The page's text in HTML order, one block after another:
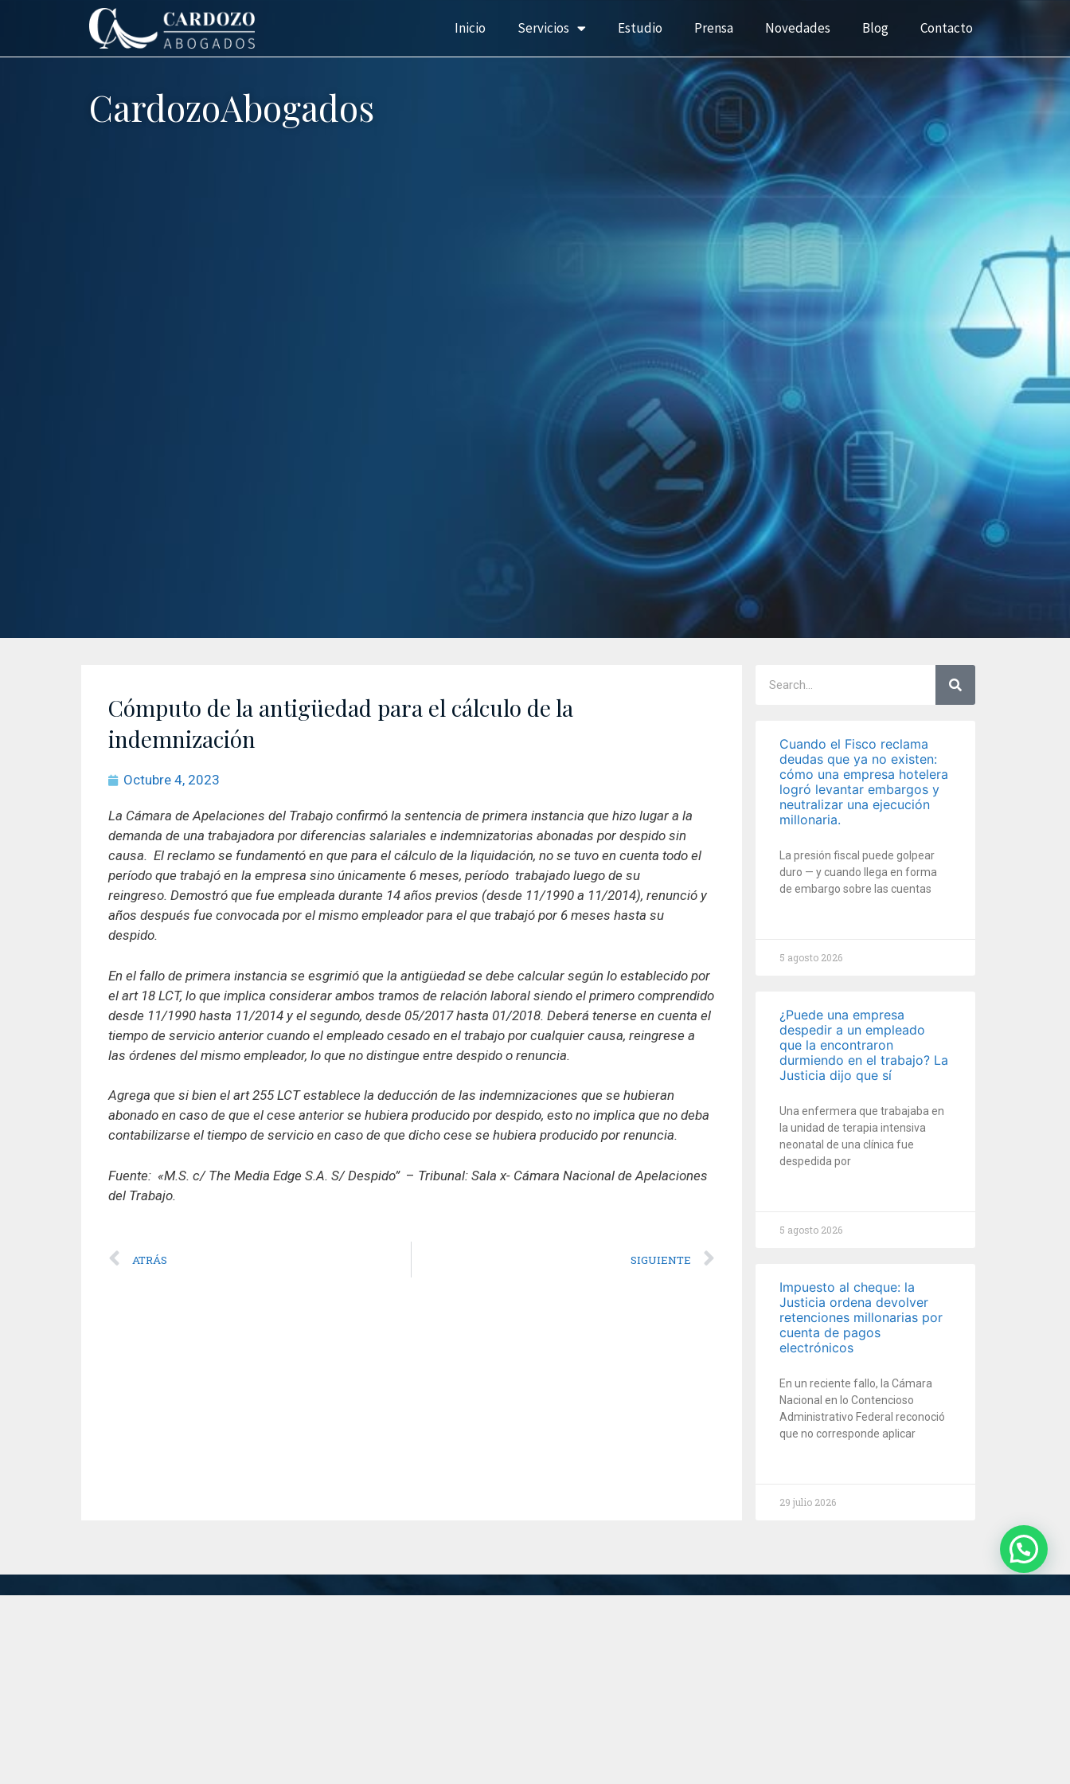
Inicio Servicios Estudio Prensa Novedades Blog Contacto
CardozoAbogados
Cómputo de la antigüedad para el cálculo de la
indemnización
Octubre 4, 2023
La Cámara de Apelaciones del Trabajo confirmó la sentencia de primera instancia que hizo lugar a la
demanda de una trabajadora por diferencias salariales e indemnizatorias abonadas por despido sin
causa. El reclamo se fundamentó en que para el cálculo de la liquidación, no se tuvo en cuenta todo el
período que trabajó en la empresa sino únicamente 6 meses, período trabajado luego de su
reingreso. Demostró que fue empleada durante 14 años previos (desde 11/1990 a 11/2014), renunció y
años después fue convocada por el mismo empleador para el que trabajó por 6 meses hasta su
despido.
En el fallo de primera instancia se esgrimió que la antigüedad se debe calcular según lo establecido por
el art 18 LCT, lo que implica considerar ambos tramos de relación laboral siendo el primero comprendido
desde 11/1990 hasta 11/2014 y el segundo, desde 05/2017 hasta 01/2018. Deberá tenerse en cuenta el
tiempo de servicio anterior cuando el empleado cesado en el trabajo por cualquier causa, reingrese a
las órdenes del mismo empleador, lo que no distingue entre despido o renuncia.
Agrega que si bien el art 255 LCT establece la deducción de las indemnizaciones que se hubieran
abonado en caso de que el cese anterior se hubiera producido por despido, esto no implica que no deba
contabilizarse el tiempo de servicio en caso de que dicho cese se hubiera producido por renuncia.
Fuente: «M.S. c/ The Media Edge S.A. S/ Despido” – Tribunal: Sala x- Cámara Nacional de Apelaciones
del Trabajo.
ATRÁS SIGUIENTE
Cuando el Fisco reclama
deudas que ya no existen:
cómo una empresa hotelera
logró levantar embargos y
neutralizar una ejecución
millonaria.
La presión fiscal puede golpear
duro — y cuando llega en forma
de embargo sobre las cuentas
5 agosto 2026
¿Puede una empresa
despedir a un empleado
que la encontraron
durmiendo en el trabajo? La
Justicia dijo que sí
Una enfermera que trabajaba en
la unidad de terapia intensiva
neonatal de una clínica fue
despedida por
5 agosto 2026
Impuesto al cheque: la
Justicia ordena devolver
retenciones millonarias por
cuenta de pagos
electrónicos
En un reciente fallo, la Cámara
Nacional en lo Contencioso
Administrativo Federal reconoció
que no corresponde aplicar
29 julio 2026